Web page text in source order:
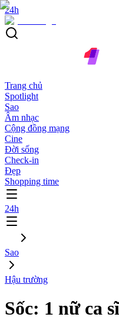
24h
Trang chủ
Spotlight
Sao
Âm nhạc
Cộng đồng mạng
Cine
Đời sống
Check-in
Đẹp
Shopping time
24h
Sao
Hậu trường
Sốc: 1 nữ ca